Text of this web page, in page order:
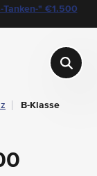
Tanken-" €1.500
B-Klasse